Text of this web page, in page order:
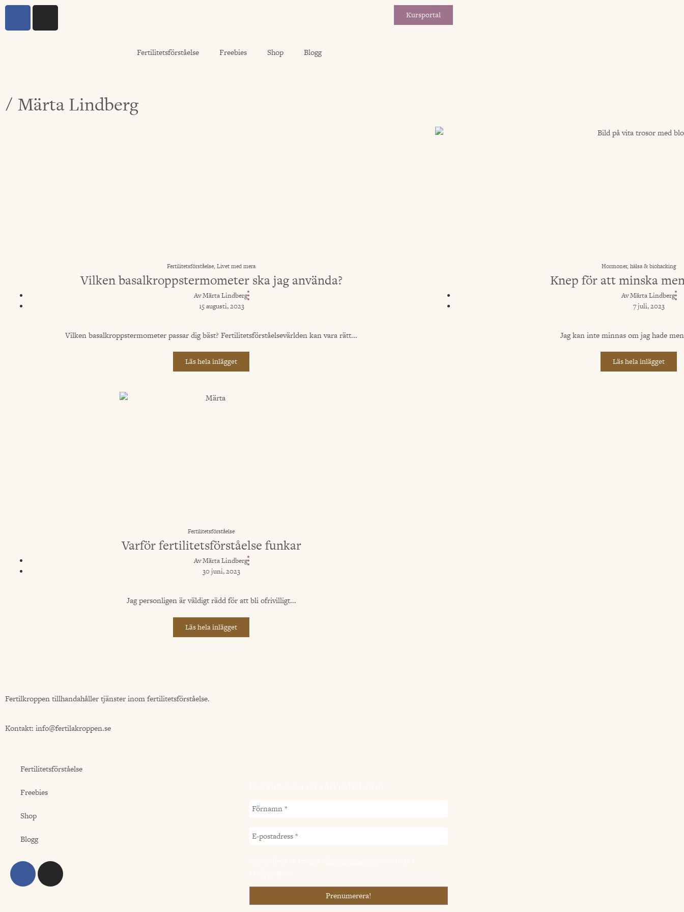
Kursportal
Fertilitetsförståelse Freebies Shop Blogg
/ Märta Lindberg
Fertilitetsförståelse,Livet med mera
Vilken basalkroppstermometer ska jag använda?
AvMärta Lindberg
15 augusti, 2023
Vilken basalkroppstermometer passar dig bäst? Fertilitetsförståelsevärlden kan vara rätt...
Läs hela inlägget
Hormoner, hälsa & biohacking
Knep för att minska
AvMärta Lindberg
7 juli, 2023
Jag kan inte minnas om jag hade
Läs hela inlägget
Fertilitetsförståelse
Varför fertilitetsförståelse funkar
AvMärta Lindberg
30 juni, 2023
Jag personligen är väldigt rädd för att bli ofrivilligt...
Läs hela inlägget
Fertilkroppen tillhandahåller tjänster inom fertilitetsförståelse.
Kontakt: info@fertilakroppen.se
Fertilitetsförståelse
Freebies
Shop
Blogg